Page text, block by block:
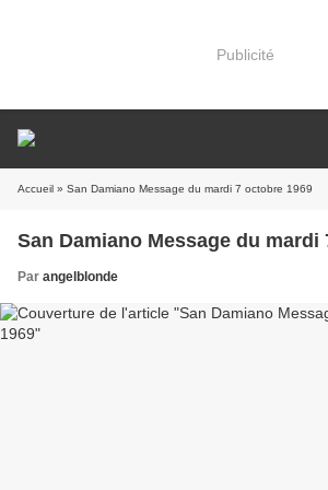
Publicité
Accueil » San Damiano Message du mardi 7 octobre 1969
San Damiano Message du mardi
Par angelblonde